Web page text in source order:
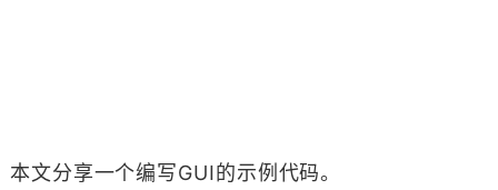
本文分享一个编写GUI的示例代码。